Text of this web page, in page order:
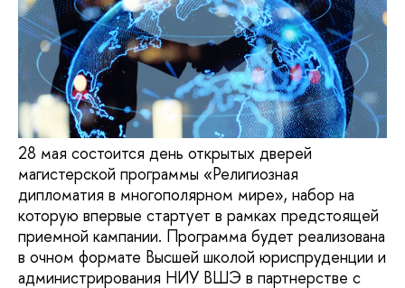
28 мая состоится день открытых дверей
магистерской программы «Религиозная
дипломатия в многополярном мире», набор на
которую впервые стартует в рамках предстоящей
приемной кампании. Программа будет реализована
в очном формате Высшей школой юриспруденции и
администрирования НИУ ВШЭ в партнерстве с